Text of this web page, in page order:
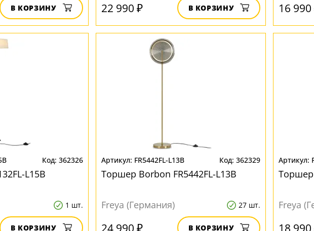
В КОРЗИНУ 22 990 ₽ В КОРЗИНУ 16 990
362326
L15B
1 шт.
В КОРЗИНУ
FR5442FL-L13B 362329
Торшер Borbon FR5442FL-L13B
Freya (Германия) 27 шт.
24 990 ₽ В КОРЗИНУ
Торшер
Freya
18 990